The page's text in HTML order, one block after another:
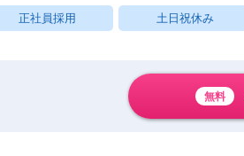
正社員採用 土日祝休み
無料